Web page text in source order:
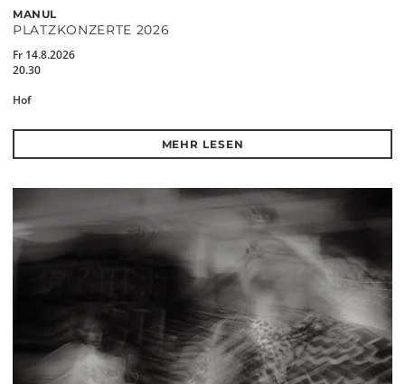
MANUL
PLATZKONZERTE 2026
Fr 14.8.2026
20.30
Hof
MEHR LESEN